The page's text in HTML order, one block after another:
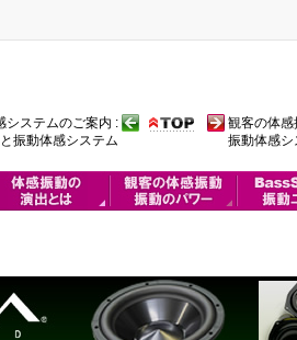
システムのご案内 :
振動体感システム
観客の体
振動体感